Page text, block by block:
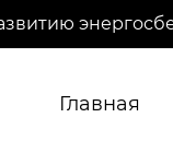
Главная